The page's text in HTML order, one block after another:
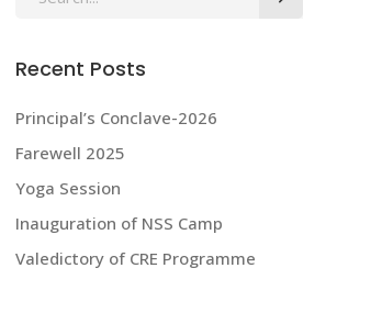
Recent Posts
Principal’s Conclave-2026
Farewell 2025
Yoga Session
Inauguration of NSS Camp
Valedictory of CRE Programme